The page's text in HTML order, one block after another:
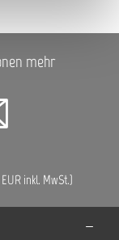
mehr
inkl. MwSt.)